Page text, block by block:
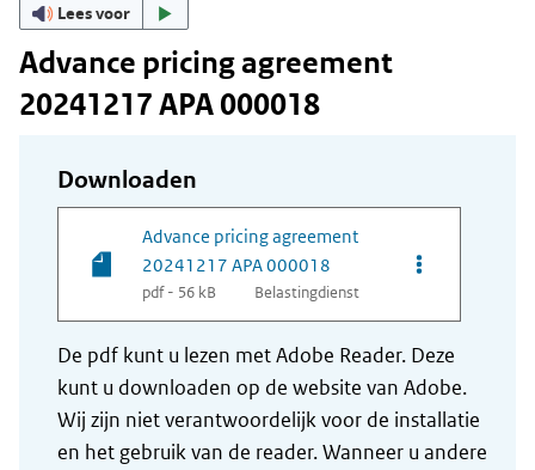
Lees voor
Advance pricing agreement
20241217 APA 000018
Downloaden
Advance pricing agreement
20241217 APA 000018
pdf - 56 kB Belastingdienst
Opties van
De pdf kunt u lezen met Adobe Reader. Deze
kunt u downloaden op de website van Adobe.
Wij zijn niet verantwoordelijk voor de installatie
en het gebruik van de reader. Wanneer u andere